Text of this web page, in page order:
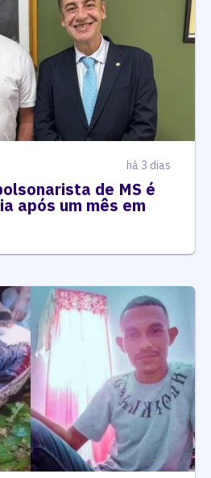
há 3 dias
de MS é
após um mês em